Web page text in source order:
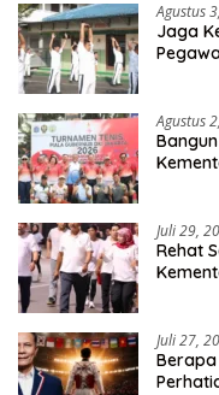
Agustus
Jaga
Agustus
Juli 29,
Rehat
Juli 27,